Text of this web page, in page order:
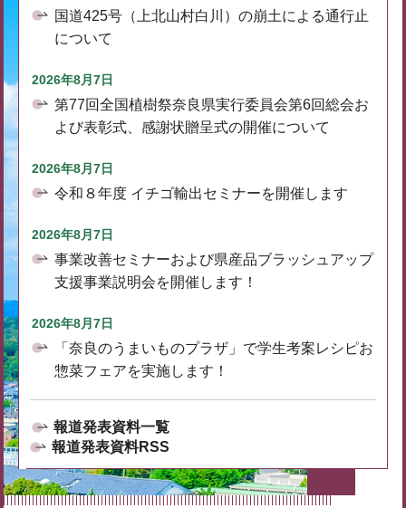
国道425号（上北山村白川）の崩土による通行止
について
2026年8月7日
第77回全国植樹祭奈良県実行委員会第6回総会お
よび表彰式、感謝状贈呈式の開催について
2026年8月7日
令和８年度 イチゴ輸出セミナーを開催します
2026年8月7日
事業改善セミナーおよび県産品ブラッシュアップ
支援事業説明会を開催します！
2026年8月7日
「奈良のうまいものプラザ」で学生考案レシピお
惣菜フェアを実施します！
報道発表資料一覧
報道発表資料RSS